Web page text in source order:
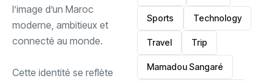
l’image d’un Maroc
moderne, ambitieux et
connecté au monde.
‎Cette identité se reflète
Sports Technology
Travel Trip
Mamadou Sangaré